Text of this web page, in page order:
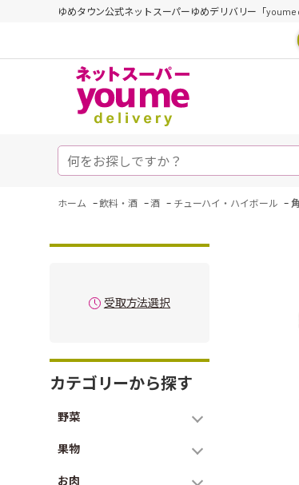
ゆめタウン公式ネットスーパーゆめデリバリー「youme
ホーム -飲料・酒 -酒 - チューハイ・ハイボール -
受取方法選択
カテゴリーから探す
野菜
果物
お肉